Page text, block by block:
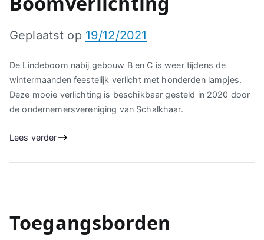
Geplaatst op 19/12/2021
De Lindeboom nabij gebouw B en C is weer tijdens de
wintermaanden feestelijk verlicht met honderden lampjes.
Deze mooie verlichting is beschikbaar gesteld in 2020 door
de ondernemersvereniging van Schalkhaar.
Lees verder
Toegangsborden